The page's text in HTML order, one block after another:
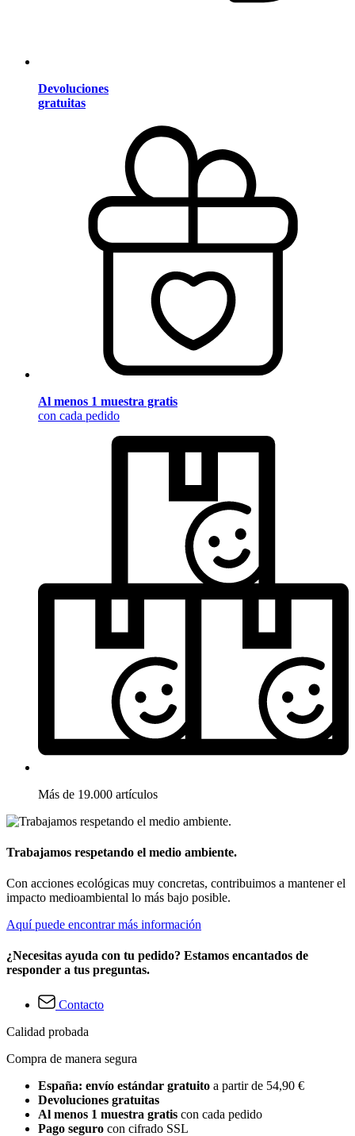
Devoluciones
gratuitas
Al menos 1 muestra gratis
con cada pedido
Más de 19.000 artículos
Trabajamos respetando el medio ambiente.
Con acciones ecológicas muy concretas, contribuimos a mantener el
impacto medioambiental lo más bajo posible.
Aquí puede encontrar más información
¿Necesitas ayuda con tu pedido? Estamos encantados de
responder a tus preguntas.
Contacto
Calidad probada
Compra de manera segura
España: envío estándar gratuito a partir de 54,90 €
Devoluciones gratuitas
Al menos 1 muestra gratis con cada pedido
Pago seguro con cifrado SSL